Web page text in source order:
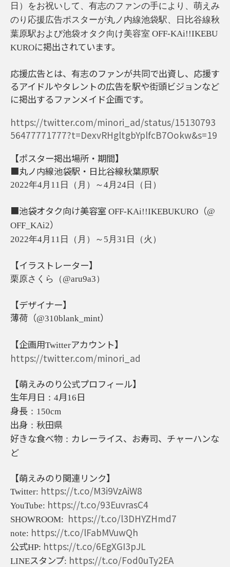
日）をお祝いして、有志のファンの手により、萌えみ
のり応援広告ポスターが丸ノ内線池袋駅、日比谷線秋
葉原駅および池袋オタク向け美容室 OFF-KAi!!IKEBU
KUROに掲出されています。
応援広告とは、有志のファンが共同で出資し、応援す
るアイドルやタレントの広告を駅や街頭ビジョンなど
に掲出するファンメイド企画です。
https://twitter.com/minori_ad/status/15130793
56477771777?t=DexvRHgltgbYplfcB7Ookw&s=19
【ポスター掲出場所・期間】
■丸ノ内線池袋駅・日比谷線秋葉原駅
2022年4月11日（月）～4月24日（日）
■池袋オタク向け美容室 OFF-KAi!!IKEBUKURO （@
OFF_KAi2）
2022年4月11日（月）～5月31日（火）
【イラストレーター】
栗原さくら（@aru9a3）
【デザイナー】
薄荷（@310blank_mint）
【企画用Twitterアカウント】
https://twitter.com/minori_ad
【萌えみのり公式プロフィール】
生年月日 ：4月16 日
身長 ：150cm
出身 ： 秋田県
好きな食べ物 ： カレーライス、お寿司、チャーハンな
ど
【萌えみのり関連リンク】
Twitter: https://t.co/M3i9VzAiW8
YouTube: https://t.co/93EuvrasC4
SHOWROOM: https://t.co/l3DHYZHmd7
note: https://t.co/lFabMVuwQh
公式HP: https://t.co/6EgXGI3pJL
LINEスタンプ: https://t.co/Fod0uTy2EA